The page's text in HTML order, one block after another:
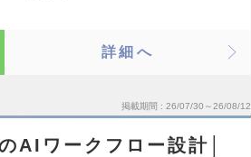
詳細へ
掲載期間 26/07/30～26/08/12
AIワークフロー設計│